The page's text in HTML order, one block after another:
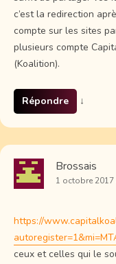
c’est la redirection
compte sur les sites
plusieurs compte
(Koalition).
Répondre ↓
Brossais
1 octobre 2017
https://
ceux et celles qui le